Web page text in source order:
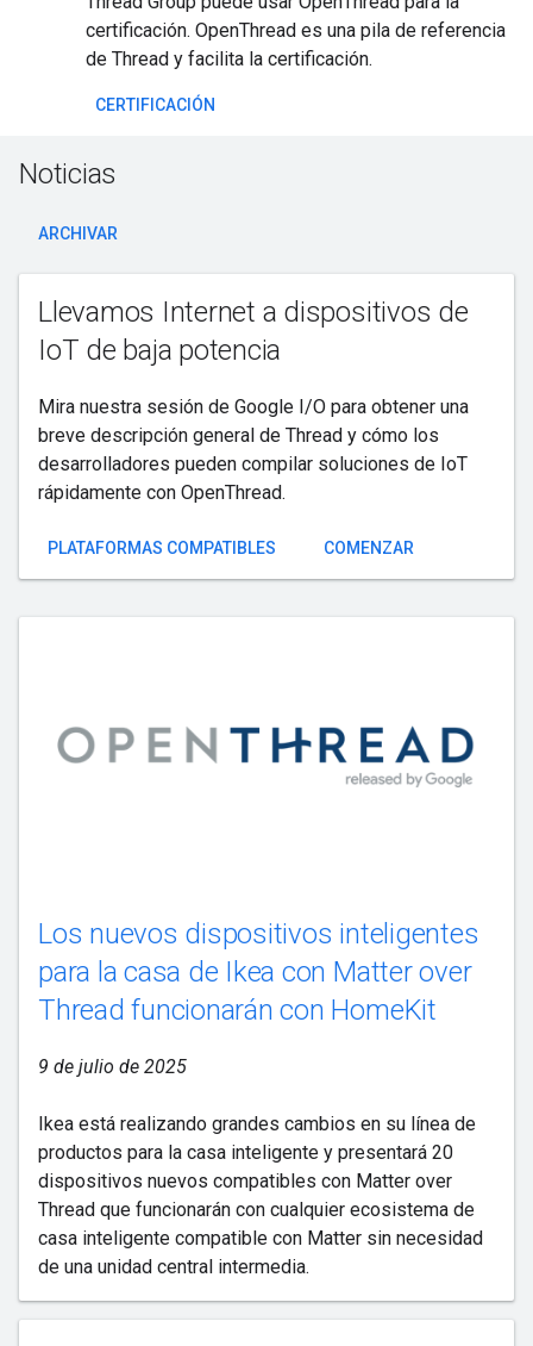
certificación. OpenThread es una pila de referencia
de Thread y facilita la certificación.
CERTIFICACIÓN
Noticias
ARCHIVAR
Llevamos Internet a dispositivos de
IoT de baja potencia
Mira nuestra sesión de Google I/O para obtener una
breve descripción general de Thread y cómo los
desarrolladores pueden compilar soluciones de IoT
rápidamente con OpenThread.
PLATAFORMAS COMPATIBLES COMENZAR
Los nuevos dispositivos inteligentes
para la casa de Ikea con Matter over
Thread funcionarán con HomeKit
9 de julio de 2025
Ikea está realizando grandes cambios en su línea de
productos para la casa inteligente y presentará 20
dispositivos nuevos compatibles con Matter over
Thread que funcionarán con cualquier ecosistema de
casa inteligente compatible con Matter sin necesidad
de una unidad central intermedia.